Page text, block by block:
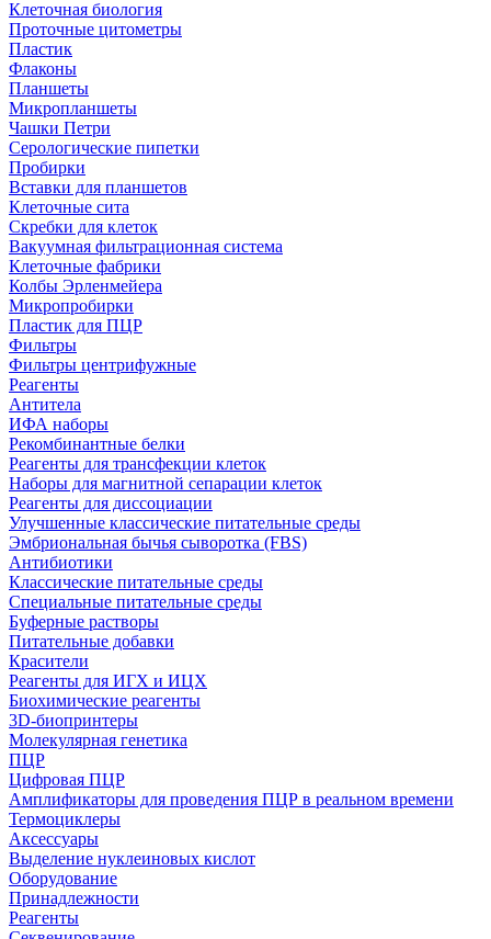
Клеточная биология
Проточные цитометры
Пластик
Флаконы
Планшеты
Микропланшеты
Чашки Петри
Серологические пипетки
Пробирки
Вставки для планшетов
Клеточные сита
Скребки для клеток
Вакуумная фильтрационная система
Клеточные фабрики
Колбы Эрленмейера
Микропробирки
Пластик для ПЦР
Фильтры
Фильтры центрифужные
Реагенты
Антитела
ИФА наборы
Рекомбинантные белки
Реагенты для трансфекции клеток
Наборы для магнитной сепарации клеток
Реагенты для диссоциации
Улучшенные классические питательные среды
Эмбриональная бычья сыворотка (FBS)
Антибиотики
Классические питательные среды
Специальные питательные среды
Буферные растворы
Питательные добавки
Красители
Реагенты для ИГХ и ИЦХ
Биохимические реагенты
3D-биопринтеры
Молекулярная генетика
ПЦР
Цифровая ПЦР
Амплификаторы для проведения ПЦР в реальном времени
Термоциклеры
Аксессуары
Выделение нуклеиновых кислот
Оборудование
Принадлежности
Реагенты